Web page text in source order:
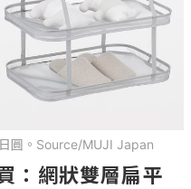
圓。Source/MUJI Japan
：網狀雙層扁平